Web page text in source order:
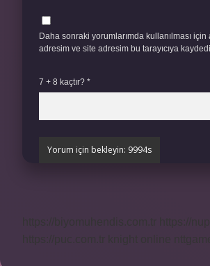
Daha sonraki yorumlarımda kullanılması için
adresim ve site adresim bu tarayıcıya
7 + 8 kaçtır? *